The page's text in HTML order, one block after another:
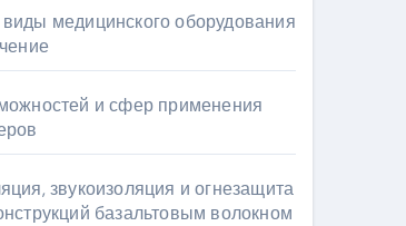
медицинского оборудования
и сфер применения
звукоизоляция и огнезащита
базальтовым волокном